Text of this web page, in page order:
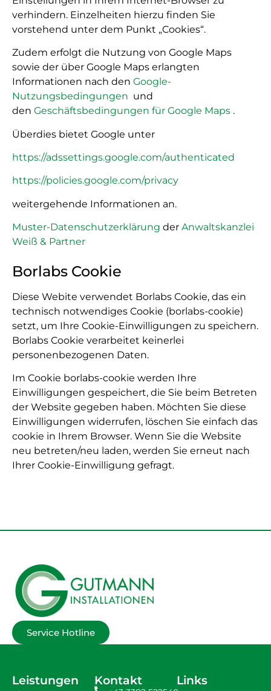
verhindern. Einzelheiten hierzu finden Sie
vorstehend unter dem Punkt „Cookies“.
Zudem erfolgt die Nutzung von Google Maps
sowie der über Google Maps erlangten
Informationen nach den Google-
Nutzungsbedingungen und
den Geschäftsbedingungen für Google Maps .
Überdies bietet Google unter
https://adssettings.google.com/authenticated
https://policies.google.com/privacy
weitergehende Informationen an.
Muster-Datenschutzerklärung der Anwaltskanzlei
Weiß & Partner
Borlabs Cookie
Diese Webite verwendet Borlabs Cookie, das ein
technisch notwendiges Cookie (borlabs-cookie)
setzt, um Ihre Cookie-Einwilligungen zu speichern.
Borlabs Cookie verarbeitet keinerlei
personenbezogenen Daten.
Im Cookie borlabs-cookie werden Ihre
Einwilligungen gespeichert, die Sie beim Betreten
der Website gegeben haben. Möchten Sie diese
Einwilligungen widerrufen, löschen Sie einfach das
cookie in Ihrem Browser. Wenn Sie die Website
neu betreten/neu laden, werden Sie erneut nach
Ihrer Cookie-Einwilligung gefragt.
Service Hotline
Leistungen Kontakt Links